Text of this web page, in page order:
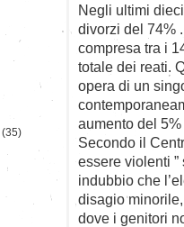
Negli ultimi
divorzi del 74%
compresa tra i
totale dei reati.
opera di un
aumento del 5%
Secondo il
essere violenti
indubbio che
disagio
dove i genitori
(35)